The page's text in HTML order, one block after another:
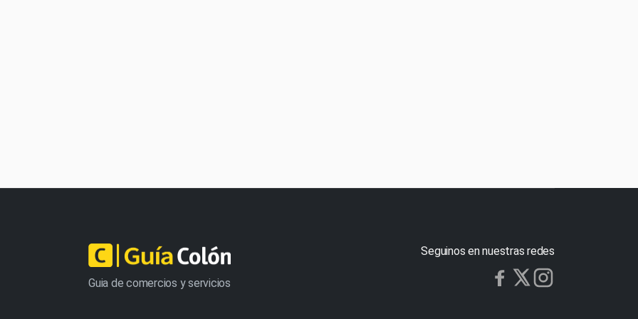
Guia de comercios y servicios
Seguinos en nuestras redes